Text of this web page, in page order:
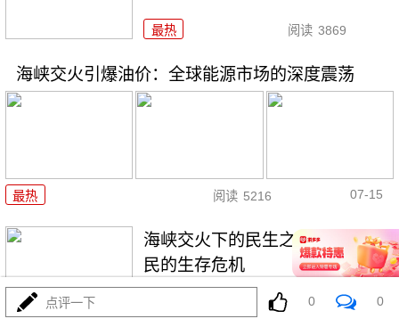
最热 阅读 3869
海峡交火引爆油价：全球能源市场的深度震荡
最热 阅读 5216 07-15
海峡交火下的民生之痛：当地居
民的生存危机
阅读 4263
点评一下 0 0